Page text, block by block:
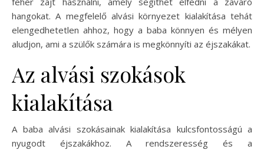
hangokat. A megfelelő alvási környezet kialakítása tehát
elengedhetetlen ahhoz, hogy a baba könnyen és mélyen
aludjon, ami a szülők számára is megkönnyíti az éjszakákat.
Az alvási szokások
kialakítása
A baba alvási szokásainak kialakítása kulcsfontosságú a
nyugodt éjszakákhoz. A rendszeresség és a